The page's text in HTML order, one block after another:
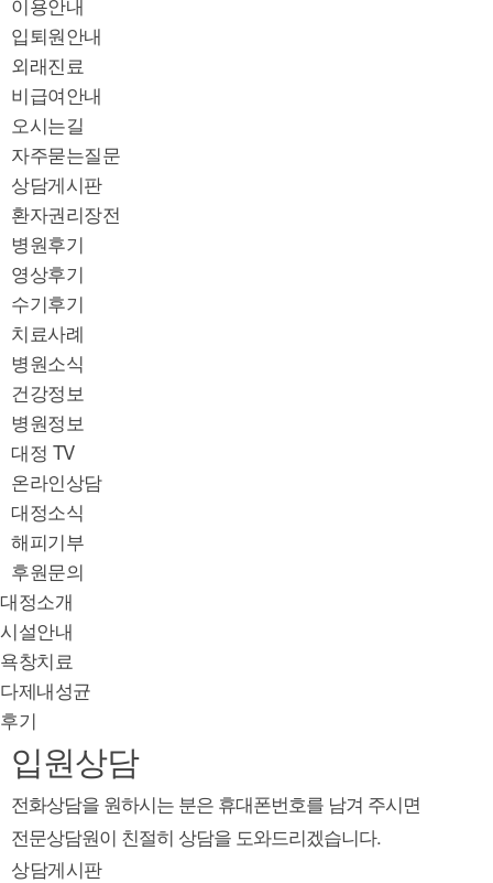
입퇴원안내
외래진료
비급여안내
오시는길
자주묻는질문
상담게시판
환자권리장전
병원후기
영상후기
수기후기
치료사례
병원소식
건강정보
병원정보
대정 TV
온라인상담
대정소식
해피기부
후원문의
대정소개
시설안내
욕창치료
다제내성균
후기
입원상담
전화상담을 원하시는 분은 휴대폰번호를 남겨 주시면
전문상담원이 친절히 상담을 도와드리겠습니다.
상담게시판